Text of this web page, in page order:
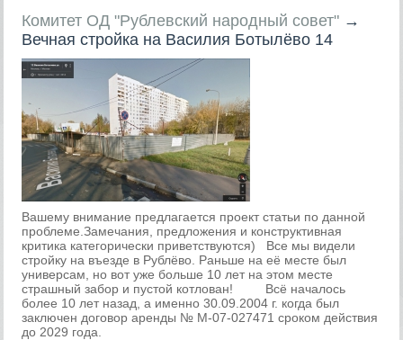
Комитет ОД "Рублевский народный совет" →
Вечная стройка на Василия Ботылёво 14
Вашему внимание предлагается проект статьи по данной
проблеме.Замечания, предложения и конструктивная
критика категорически приветствуются) Все мы видели
стройку на въезде в Рублёво. Раньше на её месте был
универсам, но вот уже больше 10 лет на этом месте
страшный забор и пустой котлован! Всё началось
более 10 лет назад, а именно 30.09.2004 г. когда был
заключен договор аренды № М-07-027471 сроком действия
до 2029 года.